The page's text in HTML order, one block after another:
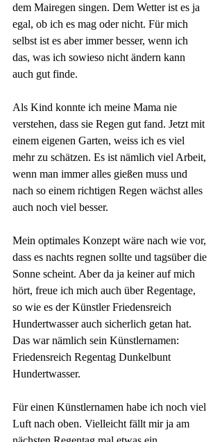
dem Mairegen singen. Dem Wetter ist es ja
egal, ob ich es mag oder nicht. Für mich
selbst ist es aber immer besser, wenn ich
das, was ich sowieso nicht ändern kann
auch gut finde.
Als Kind konnte ich meine Mama nie
verstehen, dass sie Regen gut fand. Jetzt mit
einem eigenen Garten, weiss ich es viel
mehr zu schätzen. Es ist nämlich viel Arbeit,
wenn man immer alles gießen muss und
nach so einem richtigen Regen wächst alles
auch noch viel besser.
Mein optimales Konzept wäre nach wie vor,
dass es nachts regnen sollte und tagsüber die
Sonne scheint. Aber da ja keiner auf mich
hört, freue ich mich auch über Regentage,
so wie es der Künstler Friedensreich
Hundertwasser auch sicherlich getan hat.
Das war nämlich sein Künstlernamen:
Friedensreich Regentag Dunkelbunt
Hundertwasser.
Für einen Künstlernamen habe ich noch viel
Luft nach oben. Vielleicht fällt mir ja am